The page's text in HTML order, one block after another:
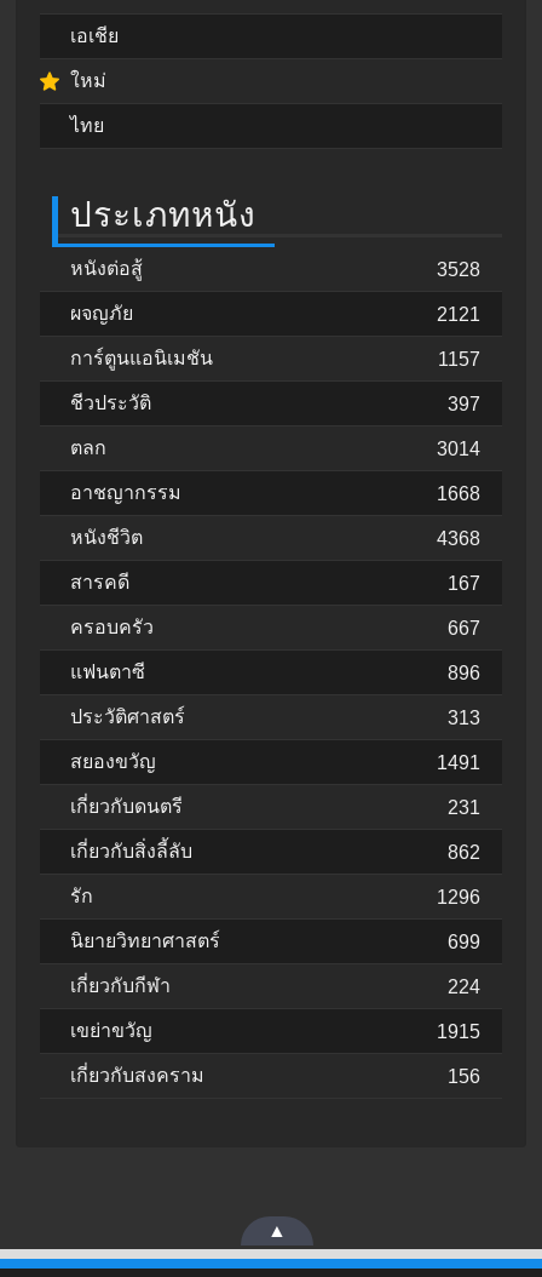
เอเชีย
ใหม่
ไทย
ประเภทหนัง
หนังต่อสู้ 3528
ผจญภัย 2121
การ์ตูนแอนิเมชัน 1157
ชีวประวัติ 397
ตลก 3014
อาชญากรรม 1668
หนังชีวิต 4368
สารคดี 167
ครอบครัว 667
แฟนตาซี 896
ประวัติศาสตร์ 313
สยองขวัญ 1491
เกี่ยวกับดนตรี 231
เกี่ยวกับสิ่งลี้ลับ 862
รัก 1296
นิยายวิทยาศาสตร์ 699
เกี่ยวกับกีฬา 224
เขย่าขวัญ 1915
เกี่ยวกับสงคราม 156
▲